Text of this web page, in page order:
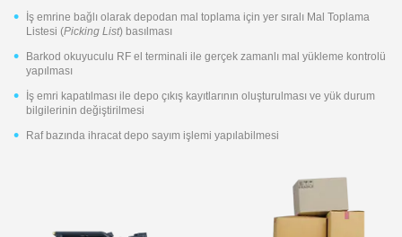
İş emrine bağlı olarak depodan mal toplama için yer sıralı Mal Toplama
Listesi (Picking List) basılması
Barkod okuyuculu RF el terminali ile gerçek zamanlı mal yükleme kontrolü
yapılması
İş emri kapatılması ile depo çıkış kayıtlarının oluşturulması ve yük durum
bilgilerinin değiştirilmesi
Raf bazında ihracat depo sayım işlemi yapılabilmesi